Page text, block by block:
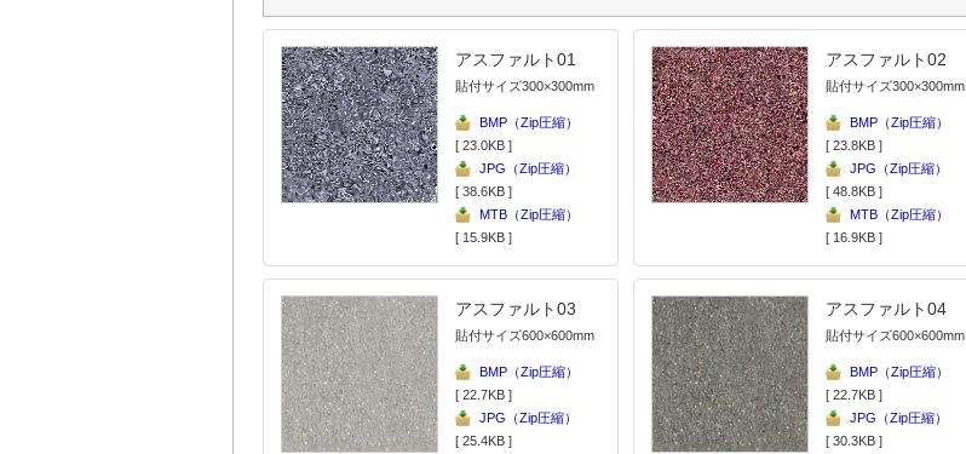
アスファルト01
貼付サイズ300×300mm
BMP（Zip圧縮）
[ 23.0KB ]
JPG（Zip圧縮）
[ 38.6KB ]
MTB（Zip圧縮）
[ 15.9KB ]
アスファルト02
貼付サイズ300×300mm
BMP（Zip圧縮）
[ 23.8KB ]
JPG（Zip圧縮）
[ 48.8KB ]
MTB（Zip圧縮）
[ 16.9KB ]
アスファルト03
貼付サイズ600×600mm
BMP（Zip圧縮）
[ 22.7KB ]
JPG（Zip圧縮）
[ 25.4KB ]
アスファルト04
貼付サイズ600×600mm
BMP（Zip圧縮）
[ 22.7KB ]
JPG（Zip圧縮）
[ 30.3KB ]